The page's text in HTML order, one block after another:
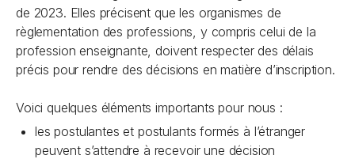
de 2023. Elles précisent que les organismes de
règlementation des professions, y compris celui de la
profession enseignante, doivent respecter des délais
précis pour rendre des décisions en matière d’inscription.
Voici quelques éléments importants pour nous :
les postulantes et postulants formés à l’étranger
peuvent s’attendre à recevoir une décision